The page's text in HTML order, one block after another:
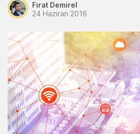
Fırat Demirel
24 Haziran 2016